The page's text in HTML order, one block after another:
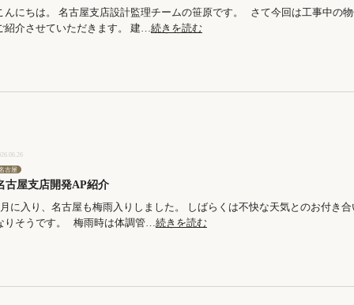
んにちは。 名古屋支店設計監理チームの笹原です。 さて今回は工事中の
紹介させていただきます。 建… 続きを読む
古屋
古屋支店開発AP紹介
に入り、名古屋も梅雨入りしました。 しばらくは不快な天気とのお付き合
りそうです。 梅雨時は体調管… 続きを読む